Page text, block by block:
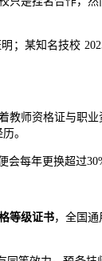
；某知名技校
教师资格证与职
。
每年更换超过
等级证书，全国通